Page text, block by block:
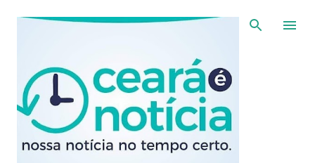
Pular para o conteúdo principal